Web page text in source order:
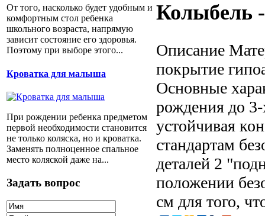
От того, насколько будет удобным и
комфортным стол ребенка
школьного возраста, напрямую
зависит состояние его здоровья.
Поэтому при выборе этого...
Кроватка для малыша
При рождении ребенка предметом
первой необходимости становится
не только коляска, но и кроватка.
Заменять полноценное спальное
место коляской даже на...
Задать вопрос
Колыбель
Описание
покрытие
Основные
рождения до
устойчивая
стандартам
деталей 2
положении
см для того,